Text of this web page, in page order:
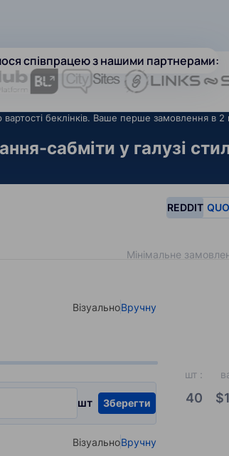
співпрацею з нашими партнерами:
вартості беклінків. Ваше перше замовлення в 2
сабміти у галузі
REDDIT
Мінімальне
Select your type of input
ВізуальноВручну
шт Зберегти
шт :
40 $
Select your type of input
ВізуальноВручну